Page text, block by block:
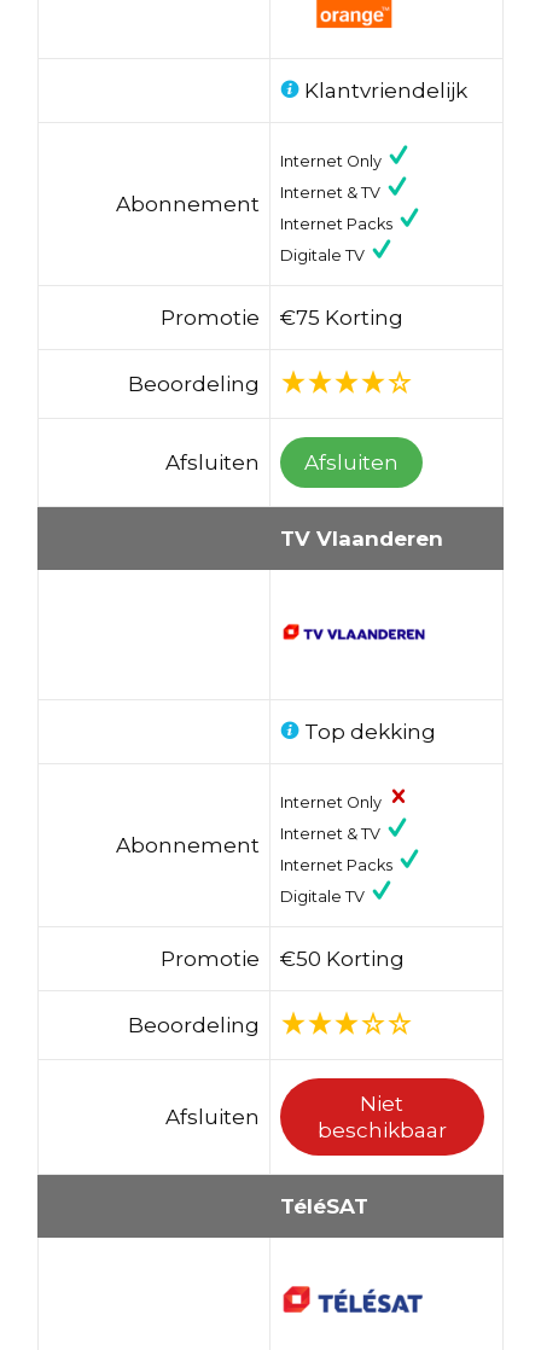
Klantvriendelijk
Abonnement
Internet Only
Internet & TV
Internet Packs
Digitale TV
Promotie €75 Korting
Beoordeling
Afsluiten Afsluiten
TV Vlaanderen
Top dekking
Abonnement
Internet Only
Internet & TV
Internet Packs
Digitale TV
Promotie €50 Korting
Beoordeling
Afsluiten
Niet
beschikbaar
TéléSAT